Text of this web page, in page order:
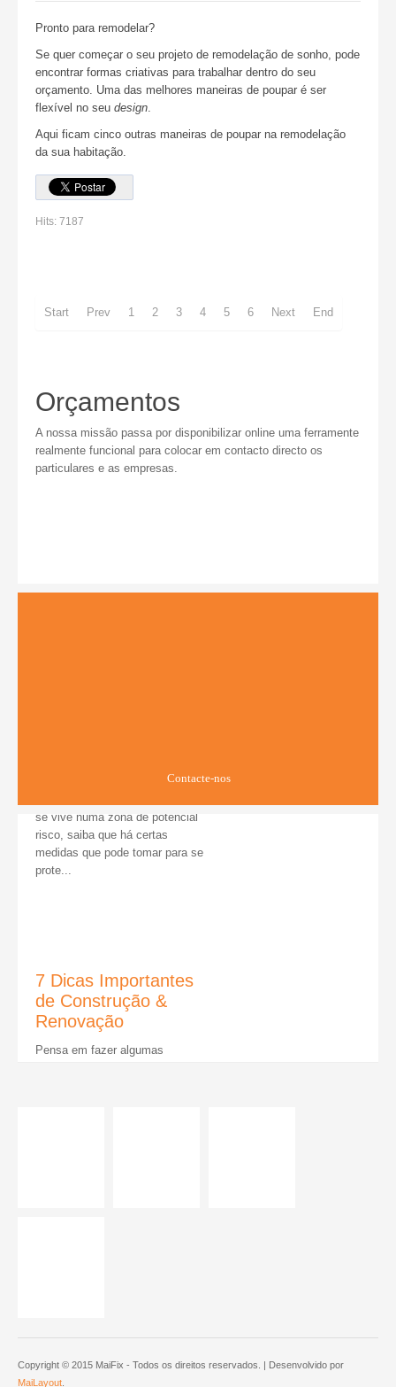
Pronto para remodelar?
Se quer começar o seu projeto de remodelação de sonho, pode
encontrar formas criativas para trabalhar dentro do seu
orçamento. Uma das melhores maneiras de poupar é ser
flexível no seu design
Aqui ficam cinco outras maneiras de poupar na remodelação
da sua habitação.
Hits: 7187
Start Prev 1 2 3 4 5 6 Next End
Orçamentos
A nossa missão passa por disponibilizar online uma ferramente
realmente funcional para colocar em contacto directo os
particulares e as empresas.
Contacte-nos
7 Dicas Importantes
de Construção &
renovação, fique com estas sete
dicas em mente. Claro, terá que
lida...
Copyright © 2015 MaiFix - Todos os direitos reservados. | Desenvolvido por
MaiLayout